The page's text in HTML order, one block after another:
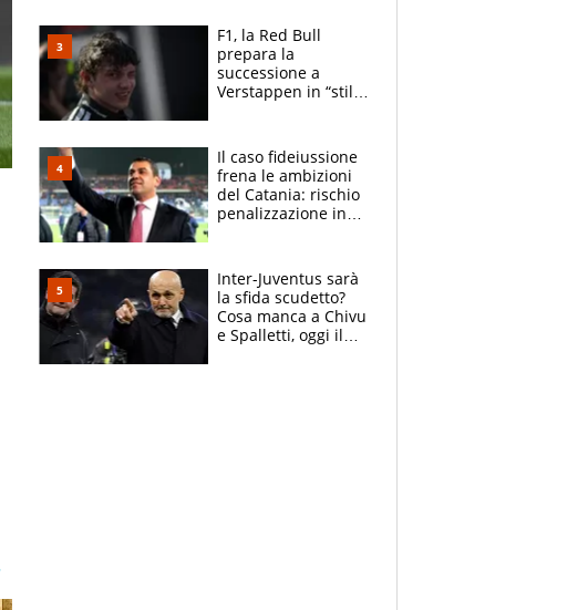
F1, la Red Bull
prepara la
successione a
Verstappen in “stile
attacco all’Italia
Il caso fideiussione
frena le ambizioni
del Catania: rischio
penalizzazione in
Inter-Juventus sarà
la sfida scudetto?
Cosa manca a Chivu
e Spalletti, oggi il